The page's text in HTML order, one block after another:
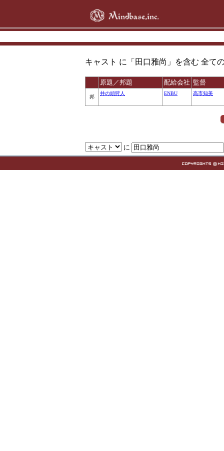
キャスト に「田口雅尚」を含む 全て
原題／邦題 配給会社 監督
邦
井の頭狩人 ENBU 高市知美
に